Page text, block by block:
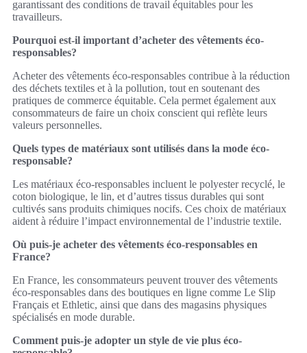
garantissant des conditions de travail équitables pour les
travailleurs.
Pourquoi est-il important d’acheter des vêtements éco-
responsables?
Acheter des vêtements éco-responsables contribue à la réduction
des déchets textiles et à la pollution, tout en soutenant des
pratiques de commerce équitable. Cela permet également aux
consommateurs de faire un choix conscient qui reflète leurs
valeurs personnelles.
Quels types de matériaux sont utilisés dans la mode éco-
responsable?
Les matériaux éco-responsables incluent le polyester recyclé, le
coton biologique, le lin, et d’autres tissus durables qui sont
cultivés sans produits chimiques nocifs. Ces choix de matériaux
aident à réduire l’impact environnemental de l’industrie textile.
Où puis-je acheter des vêtements éco-responsables en
France?
En France, les consommateurs peuvent trouver des vêtements
éco-responsables dans des boutiques en ligne comme Le Slip
Français et Ethletic, ainsi que dans des magasins physiques
spécialisés en mode durable.
Comment puis-je adopter un style de vie plus éco-